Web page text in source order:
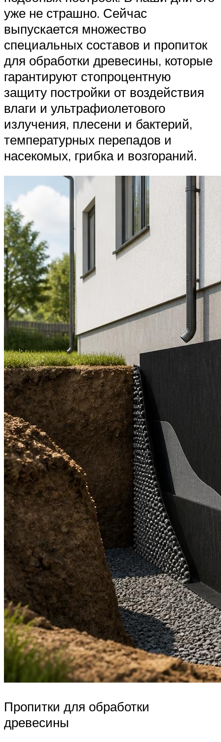
уже не страшно. Сейчас
выпускается множество
специальных составов и пропиток
для обработки древесины, которые
гарантируют стопроцентную
защиту постройки от воздействия
влаги и ультрафиолетового
излучения, плесени и бактерий,
температурных перепадов и
насекомых, грибка и возгораний.
Пропитки для обработки
древесины